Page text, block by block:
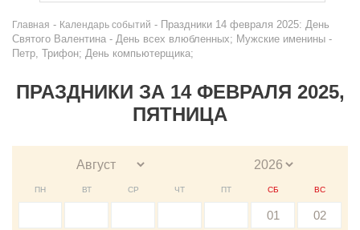
Главная - Календарь событий - Праздники 14 февраля 2025: День
Святого Валентина - День всех влюбленных; Мужские именины -
Петр, Трифон; День компьютерщика;
ПРАЗДНИКИ ЗА 14 ФЕВРАЛЯ 2025,
ПЯТНИЦА
ПН ВТ СР ЧТ ПТ СБ ВС
01 02